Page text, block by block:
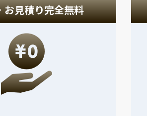
お見積り完全無料